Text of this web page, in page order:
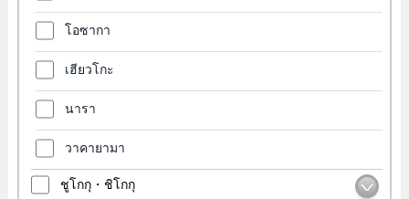
โอซากา
เฮียวโกะ
นารา
วาคายามา
ชูโกกุ・ชิโกกุ